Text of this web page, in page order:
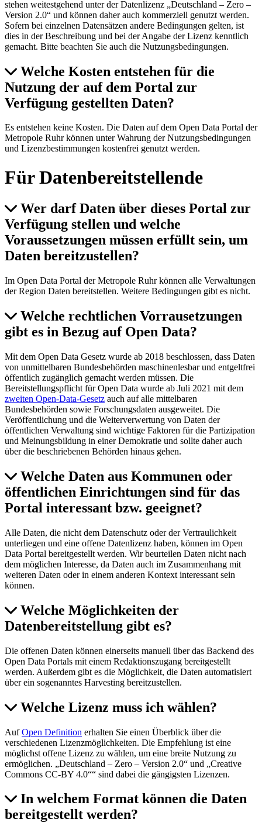
stehen weitestgehend unter der Datenlizenz „Deutschland – Zero –
Version 2.0“ und können daher auch kommerziell genutzt werden.
Sofern bei einzelnen Datensätzen andere Bedingungen gelten, ist
dies in der Beschreibung und bei der Angabe der Lizenz kenntlich
gemacht. Bitte beachten Sie auch die Nutzungsbedingungen.
Welche Kosten entstehen für die
Nutzung der auf dem Portal zur
Verfügung gestellten Daten?
Es entstehen keine Kosten. Die Daten auf dem Open Data Portal der
Metropole Ruhr können unter Wahrung der Nutzungsbedingungen
und Lizenzbestimmungen kostenfrei genutzt werden.
Für Datenbereitstellende
Wer darf Daten über dieses Portal zur
Verfügung stellen und welche
Voraussetzungen müssen erfüllt sein, um
Daten bereitzustellen?
Im Open Data Portal der Metropole Ruhr können alle Verwaltungen
der Region Daten bereitstellen. Weitere Bedingungen gibt es nicht.
Welche rechtlichen Vorrausetzungen
gibt es in Bezug auf Open Data?
Mit dem Open Data Gesetz wurde ab 2018 beschlossen, dass Daten
von unmittelbaren Bundesbehörden maschinenlesbar und entgeltfrei
öffentlich zugänglich gemacht werden müssen. Die
Bereitstellungspflicht für Open Data wurde ab Juli 2021 mit dem
zweiten Open-Data-Gesetz auch auf alle mittelbaren
Bundesbehörden sowie Forschungsdaten ausgeweitet. Die
Veröffentlichung und die Weiterverwertung von Daten der
öffentlichen Verwaltung sind wichtige Faktoren für die Partizipation
und Meinungsbildung in einer Demokratie und sollte daher auch
über die beschriebenen Behörden hinaus gehen.
Welche Daten aus Kommunen oder
öffentlichen Einrichtungen sind für das
Portal interessant bzw. geeignet?
Alle Daten, die nicht dem Datenschutz oder der Vertraulichkeit
unterliegen und eine offene Datenlizenz haben, können im Open
Data Portal bereitgestellt werden. Wir beurteilen Daten nicht nach
dem möglichen Interesse, da Daten auch im Zusammenhang mit
weiteren Daten oder in einem anderen Kontext interessant sein
können.
Welche Möglichkeiten der
Datenbereitstellung gibt es?
Die offenen Daten können einerseits manuell über das Backend des
Open Data Portals mit einem Redaktionszugang bereitgestellt
werden. Außerdem gibt es die Möglichkeit, die Daten automatisiert
über ein sogenanntes Harvesting bereitzustellen.
Welche Lizenz muss ich wählen?
AufOpen Definition erhalten Sie einen Überblick über die
verschiedenen Lizenzmöglichkeiten. Die Empfehlung ist eine
möglichst offene Lizenz zu wählen, um eine breite Nutzung zu
ermöglichen. „Deutschland – Zero – Version 2.0“ und „Creative
Commons CC-BY 4.0““ sind dabei die gängigsten Lizenzen.
In welchem Format können die Daten
bereitgestellt werden?